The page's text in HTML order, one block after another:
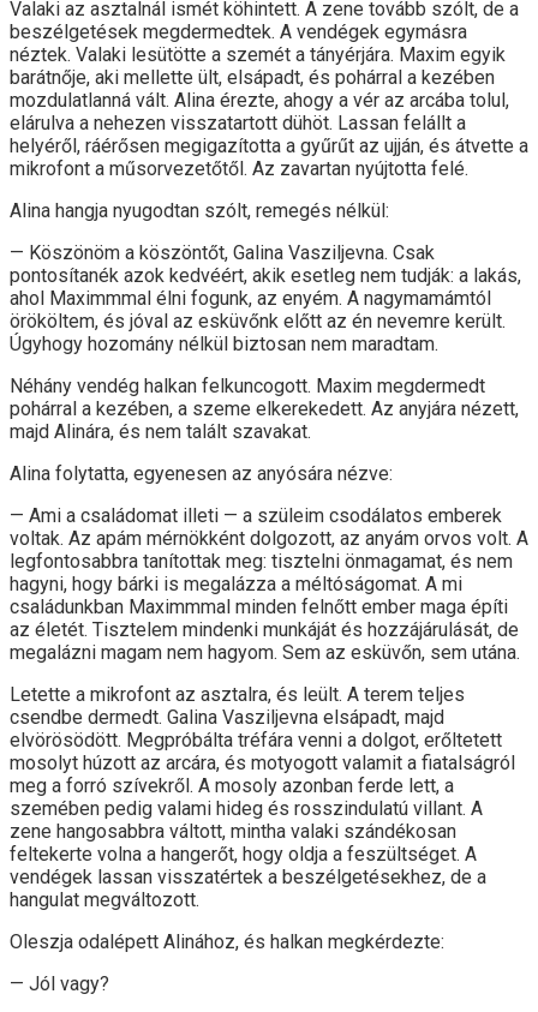
Valaki az asztalnál ismét köhintett. A zene tovább szólt, de a
beszélgetések megdermedtek. A vendégek egymásra
néztek. Valaki lesütötte a szemét a tányérjára. Maxim egyik
barátnője, aki mellette ült, elsápadt, és pohárral a kezében
mozdulatlanná vált. Alina érezte, ahogy a vér az arcába tolul,
elárulva a nehezen visszatartott dühöt. Lassan felállt a
helyéről, ráérősen megigazította a gyűrűt az ujján, és átvette a
mikrofont a műsorvezetőtől. Az zavartan nyújtotta felé.
Alina hangja nyugodtan szólt, remegés nélkül:
— Köszönöm a köszöntőt, Galina Vasziljevna. Csak
pontosítanék azok kedvéért, akik esetleg nem tudják: a lakás,
ahol Maximmmal élni fogunk, az enyém. A nagymamámtól
örököltem, és jóval az esküvőnk előtt az én nevemre került.
Úgyhogy hozomány nélkül biztosan nem maradtam.
Néhány vendég halkan felkuncogott. Maxim megdermedt
pohárral a kezében, a szeme elkerekedett. Az anyjára nézett,
majd Alinára, és nem talált szavakat.
Alina folytatta, egyenesen az anyósára nézve:
— Ami a családomat illeti — a szüleim csodálatos emberek
voltak. Az apám mérnökként dolgozott, az anyám orvos volt. A
legfontosabbra tanítottak meg: tisztelni önmagamat, és nem
hagyni, hogy bárki is megalázza a méltóságomat. A mi
családunkban Maximmmal minden felnőtt ember maga építi
az életét. Tisztelem mindenki munkáját és hozzájárulását, de
megalázni magam nem hagyom. Sem az esküvőn, sem utána.
Letette a mikrofont az asztalra, és leült. A terem teljes
csendbe dermedt. Galina Vasziljevna elsápadt, majd
elvörösödött. Megpróbálta tréfára venni a dolgot, erőltetett
mosolyt húzott az arcára, és motyogott valamit a fiatalságról
meg a forró szívekről. A mosoly azonban ferde lett, a
szemében pedig valami hideg és rosszindulatú villant. A
zene hangosabbra váltott, mintha valaki szándékosan
feltekerte volna a hangerőt, hogy oldja a feszültséget. A
vendégek lassan visszatértek a beszélgetésekhez, de a
hangulat megváltozott.
Oleszja odalépett Alinához, és halkan megkérdezte:
— Jól vagy?